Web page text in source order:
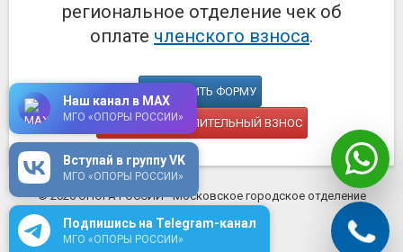
региональное отделение чек об
оплате членского взноса.
ЗАПОЛНИТЬ ФОРМУ
ОПЛАТИТЬ ВСТУПИТЕЛЬНЫЙ ВЗНОС
© 2026 ОПОРА РОССИИ - Московское городское отделение
Подпишись на Telegram-канал
МГО «ОПОРЫ РОССИИ»
Вступай в группу VK
МГО «ОПОРЫ РОССИИ»
Наш канал в MAX
МГО «ОПОРЫ РОССИИ»